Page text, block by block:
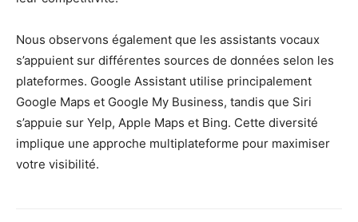
Nous observons également que les assistants vocaux
s’appuient sur différentes sources de données selon les
plateformes. Google Assistant utilise principalement
Google Maps et Google My Business, tandis que Siri
s’appuie sur Yelp, Apple Maps et Bing. Cette diversité
implique une approche multiplateforme pour maximiser
votre visibilité.